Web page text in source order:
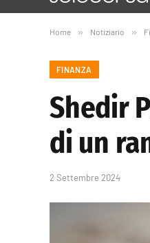
Home » Notiziario »
FINANZA
Shedir
di un
2 Settembre 2024